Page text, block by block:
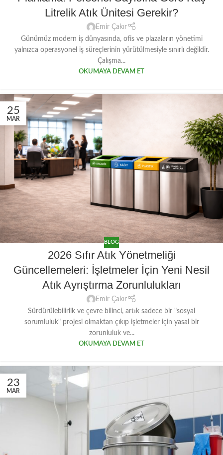
Litrelik Atık Ünitesi Gerekir?
Emir Çakır
Günümüz modern iş dünyasında, ofis ve plazaların yönetimi
yalnızca operasyonel iş süreçlerinin yürütülmesiyle sınırlı değildir.
Çalışma...
OKUMAYA DEVAM ET
25
MAR
BLOG
2026 Sıfır Atık Yönetmeliği
Güncellemeleri: İşletmeler İçin Yeni Nesil
Atık Ayrıştırma Zorunlulukları
Emir Çakır
Sürdürülebilirlik ve çevre bilinci, artık sadece bir "sosyal
sorumluluk" projesi olmaktan çıkıp işletmeler için yasal bir
zorunluluk ve...
OKUMAYA DEVAM ET
23
MAR